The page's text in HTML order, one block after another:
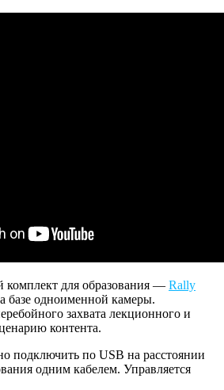
комплект для образования — Rally
базе одноименной камеры.
захвата лекционного и
контента.
подключить по USB на расстоянии
одним кабелем. Управляется